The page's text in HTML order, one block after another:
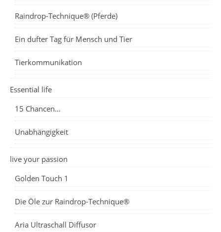
Raindrop-Technique® (Pferde)
Ein dufter Tag für Mensch und Tier
Tierkommunikation
Essential life
15 Chancen…
Unabhängigkeit
live your passion
Golden Touch 1
Die Öle zur Raindrop-Technique®
Aria Ultraschall Diffusor